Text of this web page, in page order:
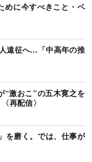
めに今すべきこと・ベ
遠征へ…「中高年の推
“激おこ”の五木寛之を
再配信〉
を磨く。では、仕事が